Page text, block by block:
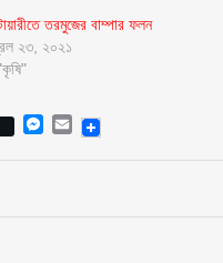
তরমুজের বাম্পার ফলন
২৩, ২০২১
Messenger
Email